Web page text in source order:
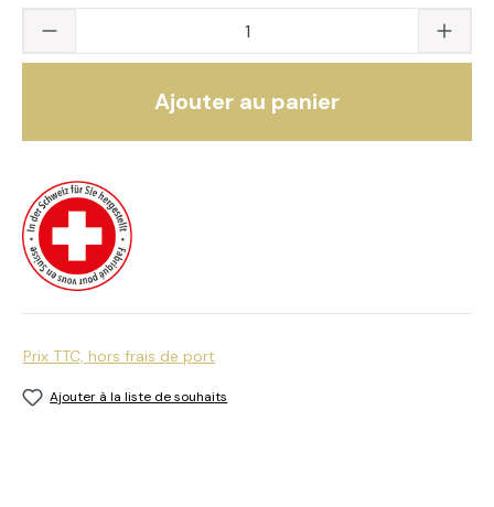
Quantité du produit : saisissez la valeur
Ajouter au panier
Prix TTC, hors frais de port
Ajouter à la liste de souhaits